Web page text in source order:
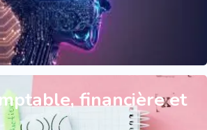
financière et